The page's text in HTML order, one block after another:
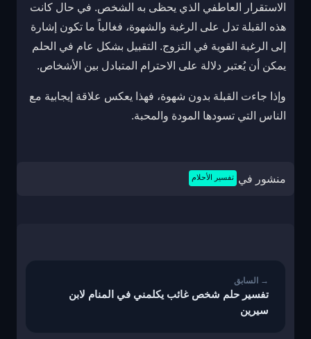
الاستقرار العاطفي الذي يحظى به الشخص. في حال كانت
هذه القبلة تدل على الرغبة والشهوة، فغالباً ما تكون إشارة
إلى الرغبة القوية في التزوج. التقبيل بشكل عام في الحلم
يمكن أن يُعتبر دلالة على الاحترام المتبادل بين الأشخاص.
وإذا جاءت القبلة بدون شهوة، فهذا يعكس علاقة إيجابية مع
الناس التي تسودها المودة والمحبة.
منشور في تفسير الأحلام
تفسير حلم شخص غائب يكلمني في المنام لابن
سيرين